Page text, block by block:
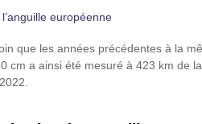
européenne
que les années précédentes à la
cm a ainsi été mesuré à 423 km de